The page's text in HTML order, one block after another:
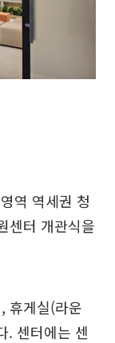
역 역세권 청
센터 개관식을
휴게실(라운
. 센터에는 센